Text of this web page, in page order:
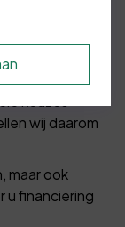
wij daarom
maar ook
u financiering